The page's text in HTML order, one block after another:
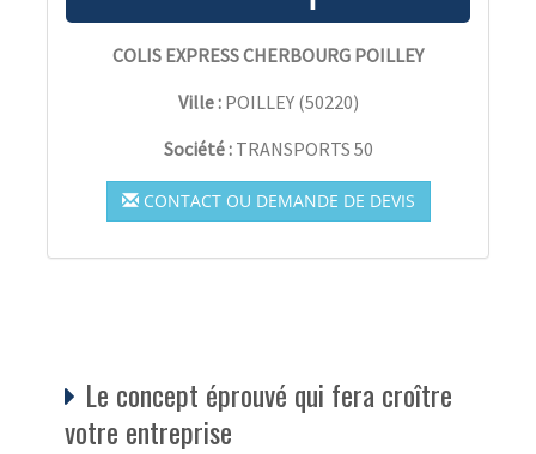
COLIS EXPRESS CHERBOURG POILLEY
Ville : POILLEY(50220)
Société : TRANSPORTS 50
CONTACT OU DEMANDE DE DEVIS
Le concept éprouvé qui fera croître
votre entreprise